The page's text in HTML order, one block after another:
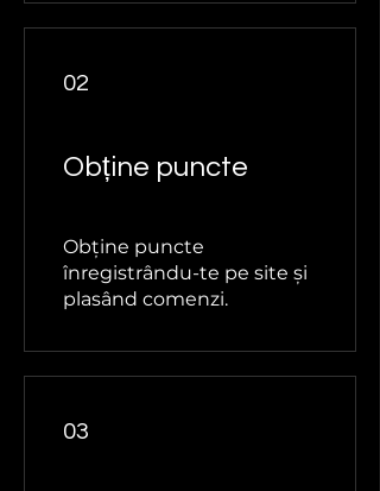
02
Obține puncte
Obține puncte
înregistrându-te pe site și
plasând comenzi.
03